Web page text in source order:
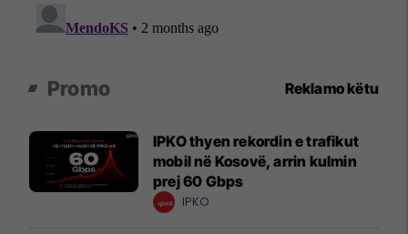
Promo Reklamo këtu
IPKO thyen rekordin e trafikut
mobil në Kosovë, arrin kulmin
prej 60 Gbps
IPKO